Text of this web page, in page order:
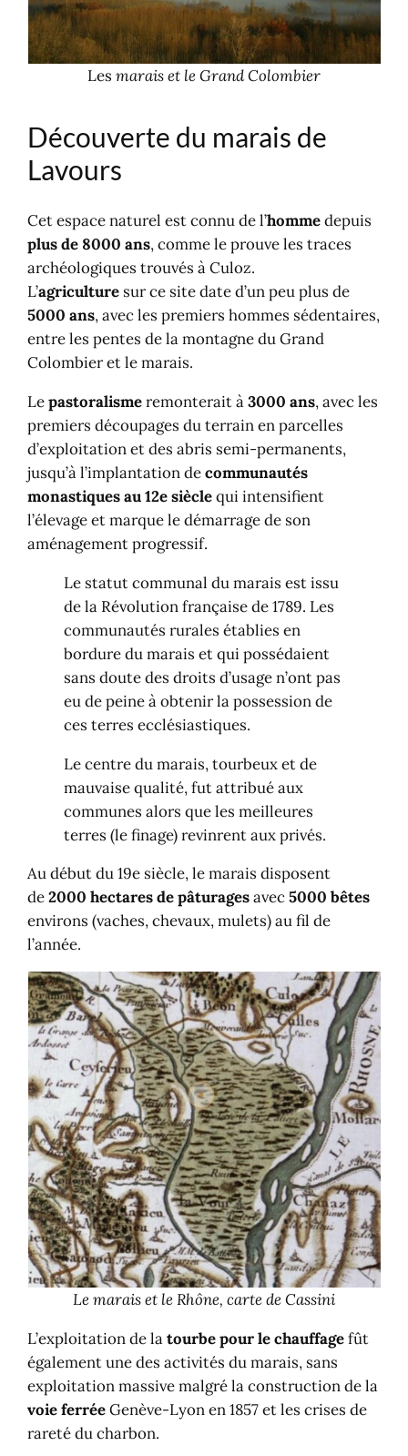
Les marais et le Grand Colombier
Découverte du marais de
Lavours
Cet espace naturel est connu de l’hommedepuis
plus de 8000 ans, comme le prouve les traces
archéologiques trouvés à Culoz.
L’agriculture sur ce site date d’un peu plus de
5000 ans, avec les premiers hommes sédentaires,
entre les pentes de la montagne du Grand
Colombier et le marais.
Lepastoralismeremonterait à3000 ans, avec les
premiers découpages du terrain en parcelles
d’exploitation et des abris semi-permanents,
jusqu’à l’implantation decommunautés
monastiques au 12e sièclequi intensifient
l’élevage et marque le démarrage de son
aménagement progressif.
Le statut communal du marais est issu
de la Révolution française de 1789. Les
communautés rurales établies en
bordure du marais et qui possédaient
sans doute des droits d’usage n’ont pas
eu de peine à obtenir la possession de
ces terres ecclésiastiques.
Le centre du marais, tourbeux et de
mauvaise qualité, fut attribué aux
communes alors que les meilleures
terres (le finage) revinrent aux privés.
Au début du 19e siècle, le marais disposent
de2000 hectares de pâturagesavec5000 bêtes
environs (vaches, chevaux, mulets) au fil de
l’année.
Le marais et le Rhône, carte de Cassini
L’exploitation de latourbe pour le chauffagefût
également une des activités du marais, sans
exploitation massive malgré la construction de la
voie ferréeGenève-Lyon en 1857 et les crises de
rareté du charbon.